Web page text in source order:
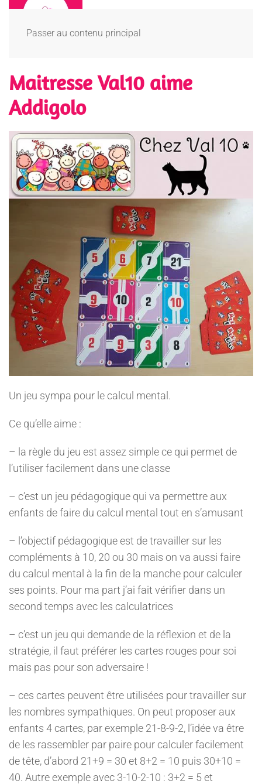
Passer au contenu principal
Maitresse Val10 aime
Addigolo
Un jeu sympa pour le calcul mental.
Ce qu’elle aime :
– la règle du jeu est assez simple ce qui permet de
l’utiliser facilement dans une classe
– c’est un jeu pédagogique qui va permettre aux
enfants de faire du calcul mental tout en s’amusant
– l’objectif pédagogique est de travailler sur les
compléments à 10, 20 ou 30 mais on va aussi faire
du calcul mental à la fin de la manche pour calculer
ses points. Pour ma part j’ai fait vérifier dans un
second temps avec les calculatrices
– c’est un jeu qui demande de la réflexion et de la
stratégie, il faut préférer les cartes rouges pour soi
mais pas pour son adversaire !
– ces cartes peuvent être utilisées pour travailler sur
les nombres sympathiques. On peut proposer aux
enfants 4 cartes, par exemple 21-8-9-2, l’idée va être
de les rassembler par paire pour calculer facilement
de tête, d’abord 21+9 = 30 et 8+2 = 10 puis 30+10 =
40. Autre exemple avec 3-10-2-10 : 3+2 = 5 et